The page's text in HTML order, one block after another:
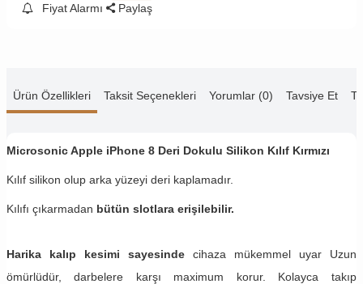
Fiyat Alarmı Paylaş
Ürün Özellikleri Taksit Seçenekleri Yorumlar (0) Tavsiye Et
Microsonic Apple iPhone 8 Deri Dokulu Silikon Kılıf Kırmızı
Kılıf silikon olup arka yüzeyi deri kaplamadır.
Kılıfı çıkarmadan bütün slotlara erişilebilir.
Harika kalıp kesimi sayesindecihaza mükemmel uyar Uzun
ömürlüdür, darbelere karşı maximum korur. Kolayca takıp